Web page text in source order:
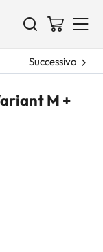
Successivo
M +